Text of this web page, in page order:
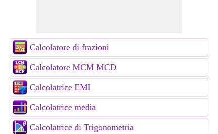
Calcolatore di frazioni
Calcolatore MCM MCD
Calcolatrice EMI
Calcolatrice media
Calcolatrice di Trigonometria